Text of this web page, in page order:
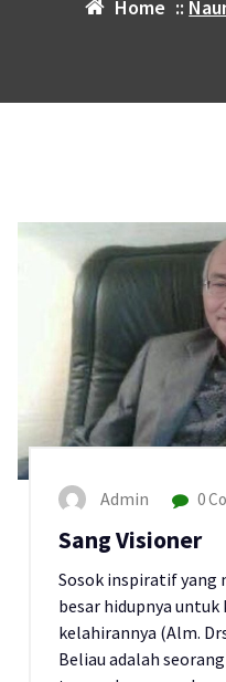
Home ::
Admin 0
Sang Visioner
Sosok inspiratif yang
besar hidupnya
kelahirannya (Alm.
Beliau adalah